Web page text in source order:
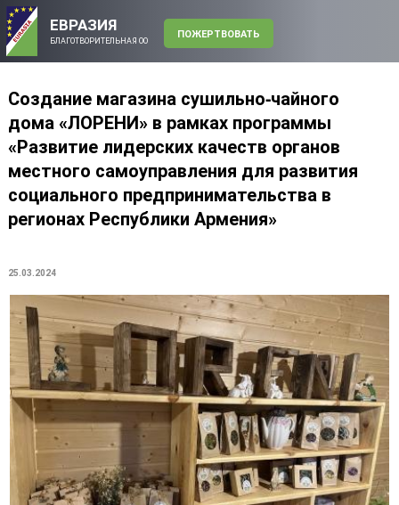
ЕВРАЗИЯ
БЛАГОТВОРИТЕЛЬНАЯ ОО
ПОЖЕРТВОВАТЬ
Создание магазина сушильно-чайного
дома «ЛОРЕНИ» в рамках программы
«Развитие лидерских качеств органов
местного самоуправления для развития
социального предпринимательства в
регионах Республики Армения»
25.03.2024